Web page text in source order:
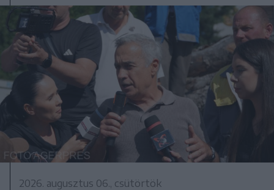
2026. augusztus 06., csütörtök